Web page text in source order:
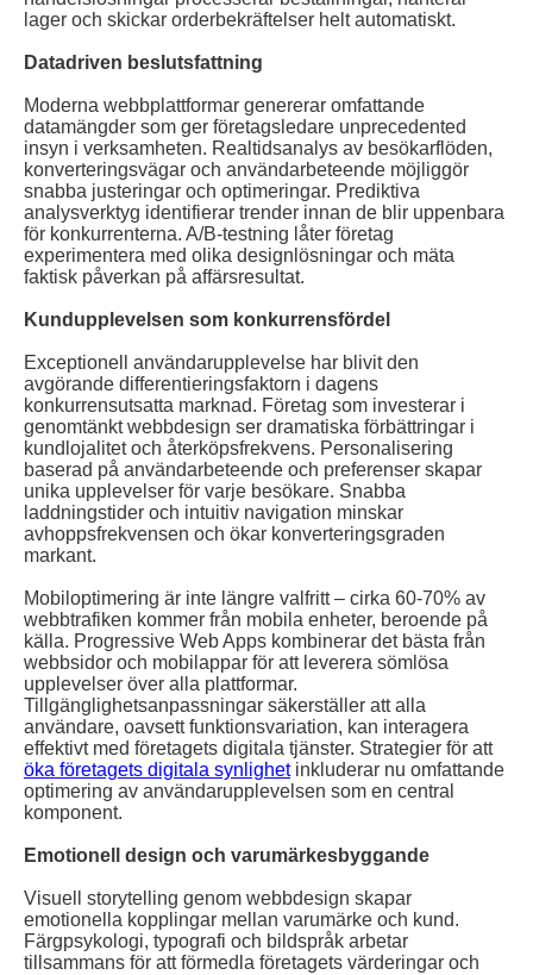
lager och skickar orderbekräftelser helt automatiskt.
Datadriven beslutsfattning
Moderna webbplattformar genererar omfattande
datamängder som ger företagsledare unprecedented
insyn i verksamheten. Realtidsanalys av besökarflöden,
konverteringsvägar och användarbeteende möjliggör
snabba justeringar och optimeringar. Prediktiva
analysverktyg identifierar trender innan de blir uppenbara
för konkurrenterna. A/B-testning låter företag
experimentera med olika designlösningar och mäta
faktisk påverkan på affärsresultat.
Kundupplevelsen som konkurrensfördel
Exceptionell användarupplevelse har blivit den
avgörande differentieringsfaktorn i dagens
konkurrensutsatta marknad. Företag som investerar i
genomtänkt webbdesign ser dramatiska förbättringar i
kundlojalitet och återköpsfrekvens. Personalisering
baserad på användarbeteende och preferenser skapar
unika upplevelser för varje besökare. Snabba
laddningstider och intuitiv navigation minskar
avhoppsfrekvensen och ökar konverteringsgraden
markant.
Mobiloptimering är inte längre valfritt – cirka 60-70% av
webbtrafiken kommer från mobila enheter, beroende på
källa. Progressive Web Apps kombinerar det bästa från
webbsidor och mobilappar för att leverera sömlösa
upplevelser över alla plattformar.
Tillgänglighetsanpassningar säkerställer att alla
användare, oavsett funktionsvariation, kan interagera
effektivt med företagets digitala tjänster. Strategier för att
öka företagets digitala synlighetinkluderar nu omfattande
optimering av användarupplevelsen som en central
komponent.
Emotionell design och varumärkesbyggande
Visuell storytelling genom webbdesign skapar
emotionella kopplingar mellan varumärke och kund.
Färgpsykologi, typografi och bildspråk arbetar
tillsammans för att förmedla företagets värderingar och